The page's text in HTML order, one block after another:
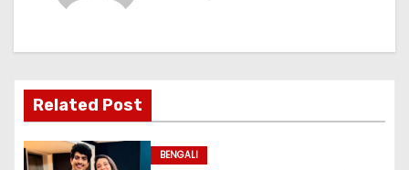
v
i
Related Post
BENGALI